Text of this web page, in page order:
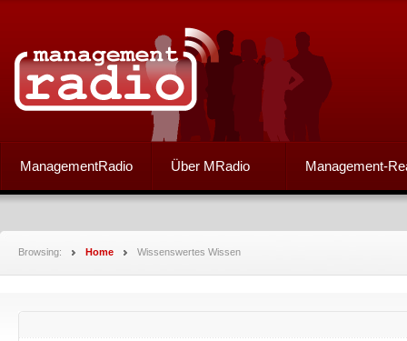
ManagementRadio Über MRadio Management-
Browsing: Home Wissenswertes Wissen